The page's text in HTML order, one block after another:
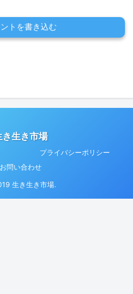
トを書き込む
き生き市場
プライバシーポリシー
お問い合わせ
生き生き市場.